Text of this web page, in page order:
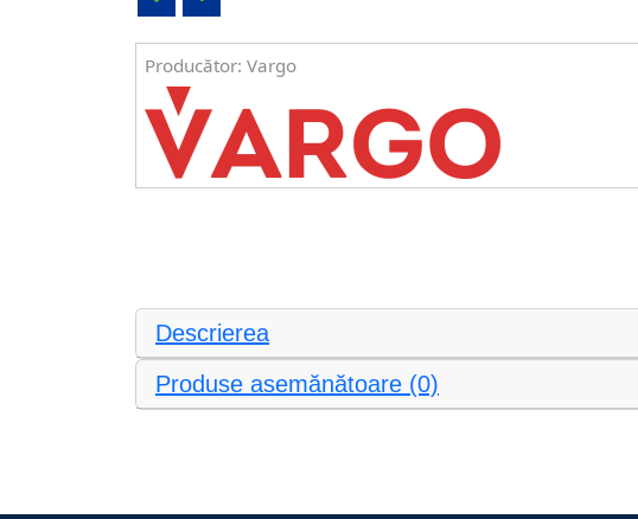
Producător: Vargo
Descrierea
Produse asemănătoare (0)